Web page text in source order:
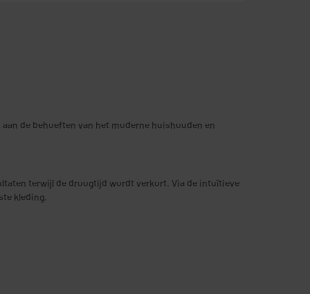
de behoeften van het moderne huishouden en
terwijl de droogtijd wordt verkort. Via de intuïtieve
kleding.